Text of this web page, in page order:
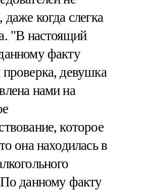
даже когда слегка
"В настоящий
факту
проверка, девушка
нами на
которое
она находилась в
данному факту